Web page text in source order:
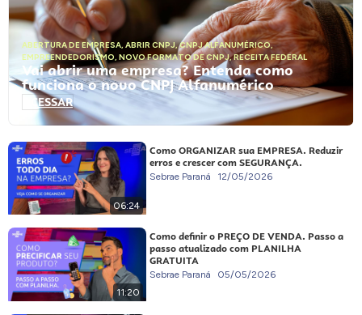
ABERTURA DE EMPRESA, ABRIR CNPJ,CNPJ ALFANUMÉRICO,
EMPREENDEDORISMO, NOVO FORMATO DE CNPJ,RECEITA FEDERAL
Vai abrir uma empresa? Entenda como
funciona o novo CNPJ Alfanumérico
ACESSAR
06:24
Como ORGANIZAR sua EMPRESA. Reduzir
erros e crescer com SEGURANÇA.
Sebrae Paraná 12/05/2026
11:20
Como definir o PREÇO DE VENDA. Passo a
passo atualizado com PLANILHA
GRATUITA
Sebrae Paraná 05/05/2026